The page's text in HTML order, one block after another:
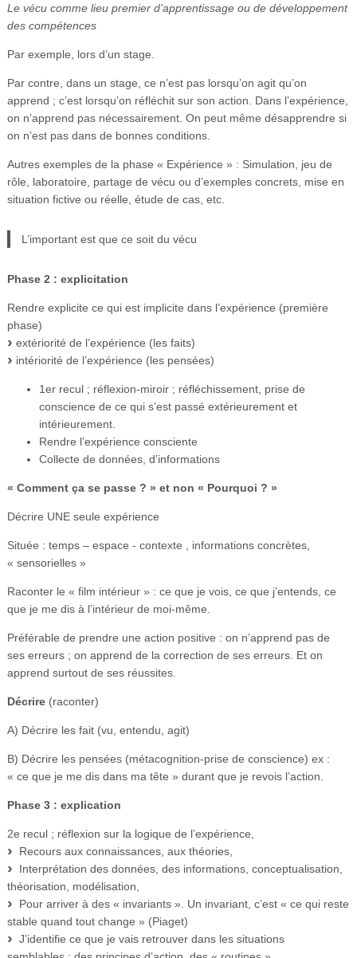
Le vécu comme lieu premier d’apprentissage ou de développement
des compétences
Par exemple, lors d’un stage.
Par contre, dans un stage, ce n’est pas lorsqu’on agit qu’on
apprend ; c’est lorsqu’on réfléchit sur son action. Dans l’expérience,
on n’apprend pas nécessairement. On peut même désapprendre si
on n’est pas dans de bonnes conditions.
Autres exemples de la phase « Expérience » : Simulation, jeu de
rôle, laboratoire, partage de vécu ou d’exemples concrets, mise en
situation fictive ou réelle, étude de cas, etc.
L’important est que ce soit du vécu
Phase 2 : explicitation
Rendre explicite ce qui est implicite dans l’expérience (première
phase)
extériorité de l’expérience (les faits)
intériorité de l’expérience (les pensées)
1er recul ; réflexion-miroir ; réfléchissement, prise de
conscience de ce qui s’est passé extérieurement et
intérieurement.
Rendre l’expérience consciente
Collecte de données, d’informations
« Comment ça se passe ? » et non « Pourquoi ? »
Décrire UNE seule expérience
Située : temps – espace - contexte , informations concrètes,
« sensorielles »
Raconter le « film intérieur » : ce que je vois, ce que j’entends, ce
que je me dis à l’intérieur de moi-même.
Préférable de prendre une action positive : on n’apprend pas de
ses erreurs ; on apprend de la correction de ses erreurs. Et on
apprend surtout de ses réussites.
Décrire (raconter)
A) Décrire les fait (vu, entendu, agit)
B) Décrire les pensées (métacognition-prise de conscience) ex :
« ce que je me dis dans ma tête » durant que je revois l’action.
Phase 3 : explication
2e recul ; réflexion sur la logique de l’expérience,
Recours aux connaissances, aux théories,
Interprétation des données, des informations, conceptualisation,
théorisation, modélisation,
Pour arriver à des « invariants ». Un invariant, c’est « ce qui reste
stable quand tout change » (Piaget)
J’identifie ce que je vais retrouver dans les situations